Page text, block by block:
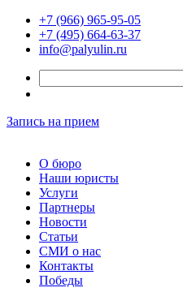
+7 (966) 965-95-05
+7 (495) 664-63-37
info@palyulin.ru
Запись на прием
О бюро
Наши юристы
Услуги
Партнеры
Новости
Статьи
СМИ о нас
Контакты
Победы